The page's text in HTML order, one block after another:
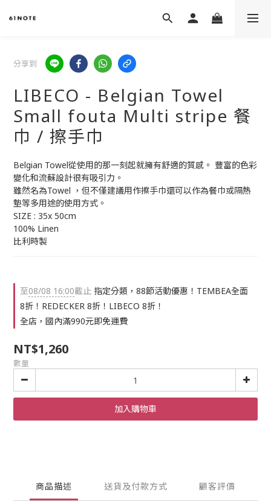
分享到
LIBECO - Belgian Towel
Small fouta Multi stripe 餐
巾 / 擦手巾
Belgian Towel從使用的那一刻起就擁有舒適的質感。 豐富的色彩
變化和流蘇設計很有吸引力。
雖然名為Towel ，但不僅建議用作擦手巾還可以作為餐巾或隔熱
墊等多用途的使用方式。
SIZE : 35x 50cm
100% Linen
比利時製
至08/08 16:00截止 指定分類，88節活動優惠！TEMBEA全面
8折！REDECKER 8折！LIBECO 8折！
全店，國內滿990元即免運費
NT$1,260
數量
加入購物車
商品描述 送貨及付款方式 顧客評價